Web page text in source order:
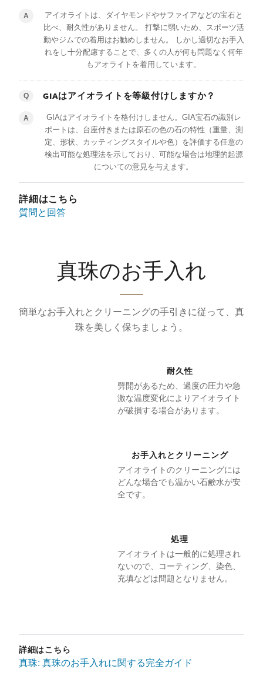
A
アイオライトは、ダイヤモンドやサファイアなどの宝石と
比べ、耐久性がありません。 打撃に弱いため、スポーツ活
動やジムでの着用はお勧めしません。 しかし適切なお手入
れをし十分配慮することで、多くの人が何も問題なく何年
もアオライトを着用しています。
Q GIAはアイオライトを等級付けしますか？
A
GIAはアイオライトを格付けしません。GIA宝石の識別レ
ポートは、台座付きまたは原石の色の石の特性（重量、測
定、形状、カッティングスタイルや色）を評価する任意の
検出可能な処理法を示しており、可能な場合は地理的起源
についての意見を与えます。
詳細はこちら
質問と回答
真珠のお手入れ
簡単なお手入れとクリーニングの手引きに従って、真
珠を美しく保ちましょう。
耐久性
劈開があるため、過度の圧力や急
激な温度変化によりアイオライト
が破損する場合があります。
お手入れとクリーニング
アイオライトのクリーニングには
どんな場合でも温かい石鹸水が安
全です。
処理
アイオライトは一般的に処理され
ないので、コーティング、染色、
充填などは問題となりません。
詳細はこちら
真珠: 真珠のお手入れに関する完全ガイド